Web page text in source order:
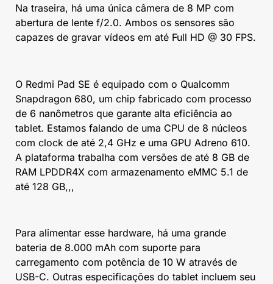
Na traseira, há uma única câmera de 8 MP com
abertura de lente f/2.0. Ambos os sensores são
capazes de gravar vídeos em até Full HD @ 30 FPS.
O Redmi Pad SE é equipado com o Qualcomm
Snapdragon 680, um chip fabricado com processo
de 6 nanômetros que garante alta eficiência ao
tablet. Estamos falando de uma CPU de 8 núcleos
com clock de até 2,4 GHz e uma GPU Adreno 610.
A plataforma trabalha com versões de até 8 GB de
RAM LPDDR4X com armazenamento eMMC 5.1 de
até 128 GB,,,
Para alimentar esse hardware, há uma grande
bateria de 8.000 mAh com suporte para
carregamento com potência de 10 W através de
USB-C. Outras especificações do tablet incluem seu